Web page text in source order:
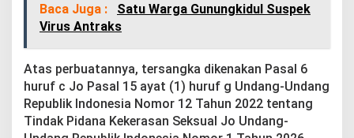
Baca Juga :
Satu Warga Gunungkidul Suspek
Virus Antraks
Atas perbuatannya, tersangka dikenakan Pasal 6
huruf c Jo Pasal 15 ayat (1) huruf g Undang-Undang
Republik Indonesia Nomor 12 Tahun 2022 tentang
Tindak Pidana Kekerasan Seksual Jo Undang-